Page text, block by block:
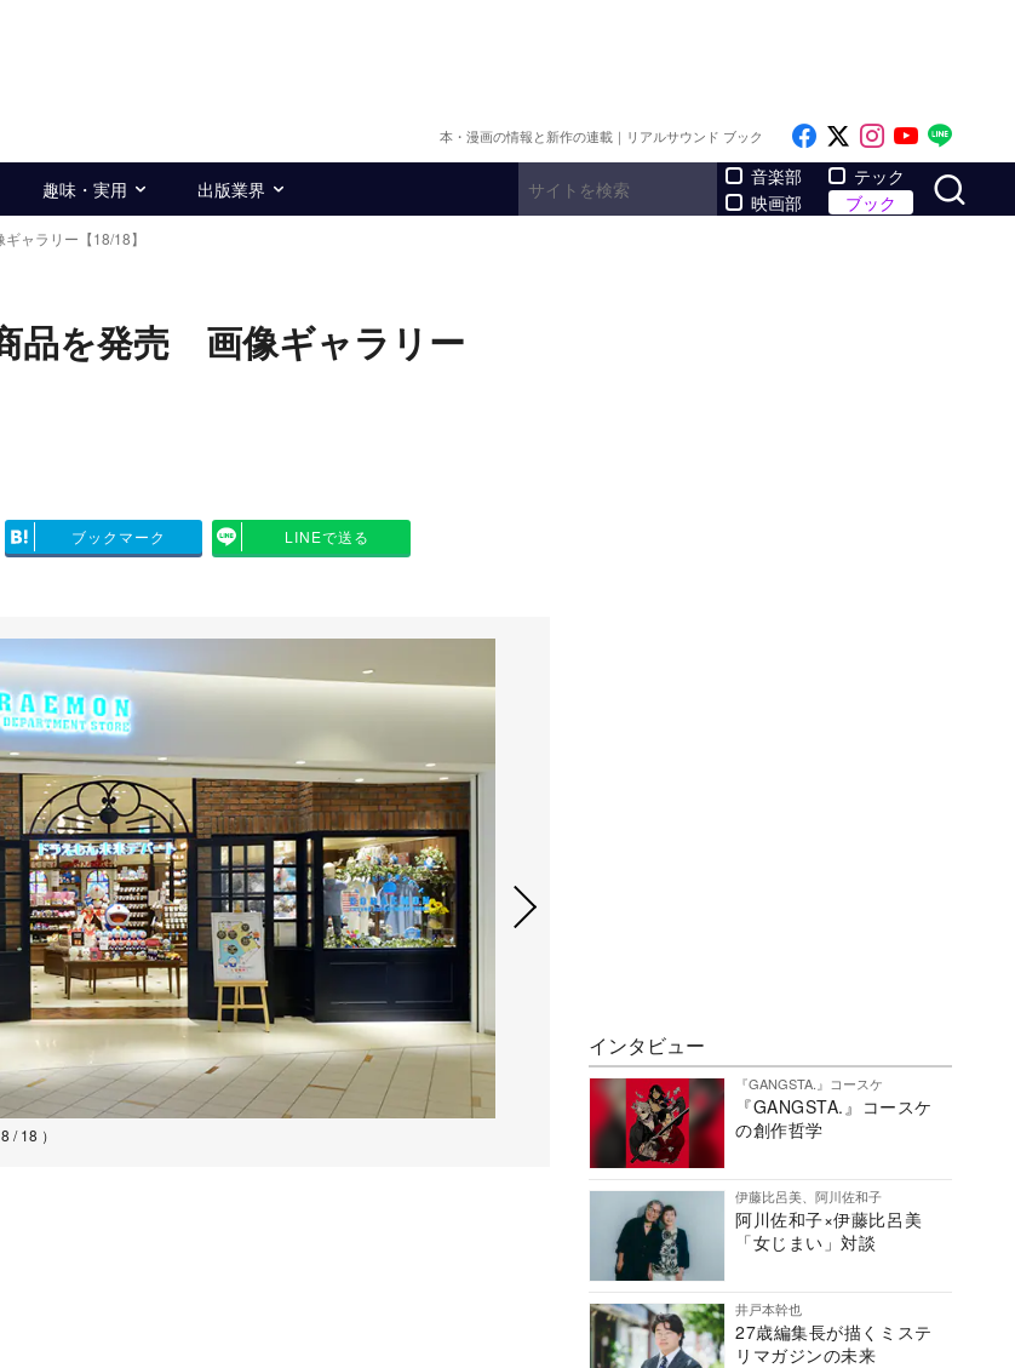
本・漫画の情報と新作の連載｜リアルサウンド ブック Like on Facebook
Follow on x
Follow on
Follow
趣味・実用 出版業界
音楽部
映画部
テック
ブック
ギャラリー【18/18】
品を発売 画像ギャラリー
ブックマーク LINEで送る
/ 18 ）
インタビュー
『GANGSTA.』コースケ
『GANGSTA.』コースケ
の創作哲学
伊藤比呂美、阿川佐和子
阿川佐和子×伊藤比呂美
「女じまい」対談
井戸本幹也
27歳編集長が描くミステ
リマガジンの未来